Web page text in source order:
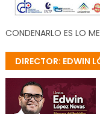
CONDENARLO ES LO
DIRECTOR: EDWIN